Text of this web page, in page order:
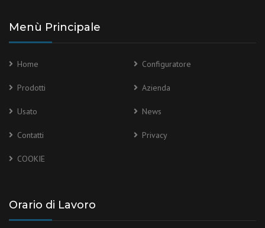
Menù Principale
Home Configuratore
Prodotti Azienda
Usato News
Contatti Privacy
COOKIE
Orario di Lavoro